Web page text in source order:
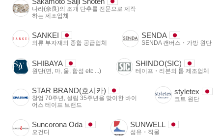
나라(奈良)의 조개 단추를 전문으로 제작
하는 제조업체
SANKEI
의류 부자재의 종합 공급업체
SENDA
SENDA 캔버스・가방 원단
SHIBAYA
원단(면, 마, 울, 합섬 etc ...)
SHINDO(SIC)
테이프・리본의 톱 제조업체
STAR BRAND(호시카)
창업 70주년, 설립 35주년을 맞이한 바이
어스 테이프 브랜드
styletex
코트 원단
Suncorona Oda
오건디
SUNWELL
섬유・직물